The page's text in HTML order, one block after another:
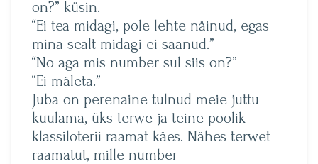
on?” küsin.
“Ei tea midagi, pole lehte näinud, egas
mina sealt midagi ei saanud.”
“No aga mis number sul siis on?”
“Ei mäleta.”
Juba on perenaine tulnud meie juttu
kuulama, üks terwe ja teine poolik
klassiloterii raamat käes. Nähes terwet
raamatut, mille number